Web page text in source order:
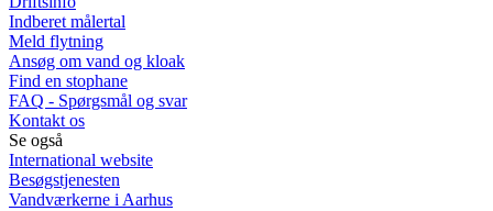
Indberet målertal
Meld flytning
Ansøg om vand og kloak
Find en stophane
FAQ - Spørgsmål og svar
Kontakt os
Se også
International website
Besøgstjenesten
Vandværkerne i Aarhus